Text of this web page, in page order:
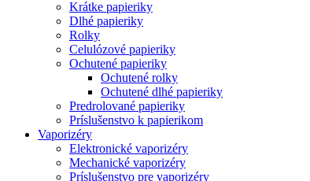
Krátke papieriky
Dlhé papieriky
Rolky
Celulózové papieriky
Ochutené papieriky
Ochutené rolky
Ochutené dlhé papieriky
Predrolované papieriky
Príslušenstvo k papierikom
Vaporizéry
Elektronické vaporizéry
Mechanické vaporizéry
Príslušenstvo pre vaporizéry